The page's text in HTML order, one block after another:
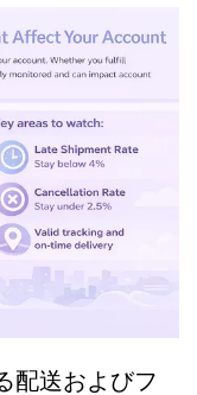
配送およびフ